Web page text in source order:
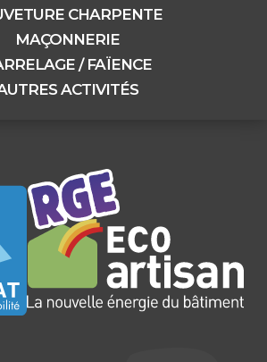
CHARPENTE
MAÇONNERIE
/ FAÏENCE
ACTIVITÉS